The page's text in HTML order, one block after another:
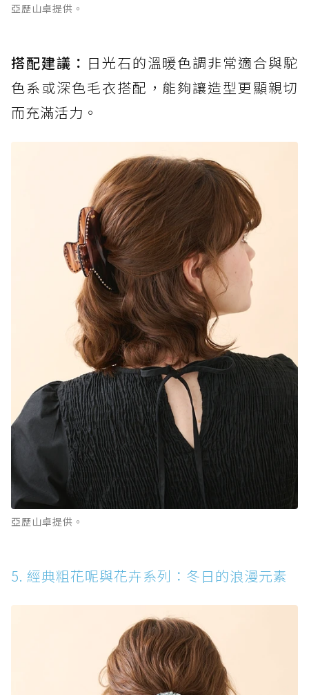
亞歷山卓提供。
搭配建議： 日光石的溫暖色調非常適合與駝
色系或深色毛衣搭配，能夠讓造型更顯親切
而充滿活力。
亞歷山卓提供。
5. 經典粗花呢與花卉系列：冬日的浪漫元素